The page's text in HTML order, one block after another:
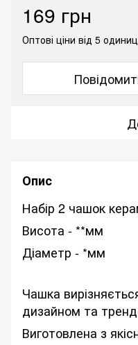
169 грн
Оптові ціни від 5
Опис
Набір 2 чашок
Висота - **мм
Діаметр - *мм
Чашка
дизайном та
Виготовлена з